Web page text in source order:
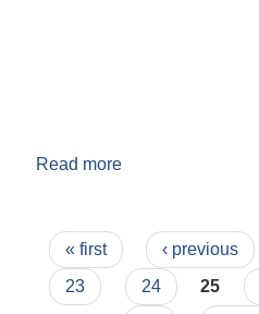
Read more
Pages
« first ‹ previous
23
24 25